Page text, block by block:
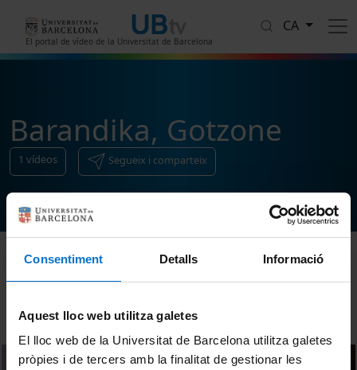
Consentiment Detalls Informació
Aquest lloc web utilitza galetes
El lloc web de la Universitat de Barcelona utilitza galetes
pròpies i de tercers amb la finalitat de gestionar les
El portal de vídeo de la Universitat de Barcelona
CA
Barandika, Gotzone
1 vídeos Segueix i comparteix
Ordenar